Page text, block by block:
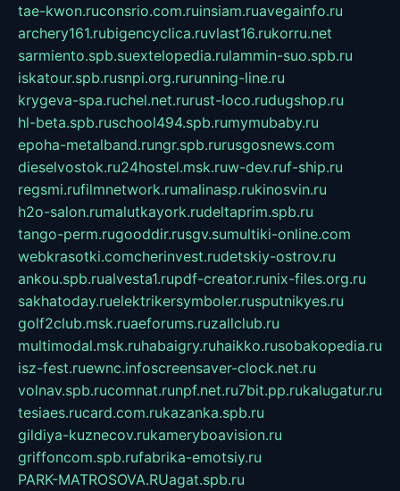
tae-kwon.ruconsrio.com.ruinsiam.ruavegainfo.ru
archery161.rubigencyclica.ruvlast16.rukorru.net
sarmiento.spb.suextelopedia.rulammin-suo.spb.ru
iskatour.spb.rusnpi.org.rurunning-line.ru
krygeva-spa.ruchel.net.rurust-loco.rudugshop.ru
hl-beta.spb.ruschool494.spb.rumymubaby.ru
epoha-metalband.rungr.spb.rurusgosnews.com
dieselvostok.ru24hostel.msk.ruw-dev.ruf-ship.ru
regsmi.rufilmnetwork.rumalinasp.rukinosvin.ru
h2o-salon.rumalutkayork.rudeltaprim.spb.ru
tango-perm.rugooddir.rusgv.sumultiki-online.com
webkrasotki.comcherinvest.rudetskiy-ostrov.ru
ankou.spb.rualvesta1.rupdf-creator.runix-files.org.ru
sakhatoday.ruelektrikersymboler.rusputnikyes.ru
golf2club.msk.ruaeforums.ruzallclub.ru
multimodal.msk.ruhabaigry.ruhaikko.rusobakopedia.ru
isz-fest.ruewnc.infoscreensaver-clock.net.ru
volnav.spb.rucomnat.runpf.net.ru7bit.pp.rukalugatur.ru
tesiaes.rucard.com.rukazanka.spb.ru
gildiya-kuznecov.rukameryboavision.ru
griffoncom.spb.rufabrika-emotsiy.ru
PARK-MATROSOVA.RUagat.spb.ru